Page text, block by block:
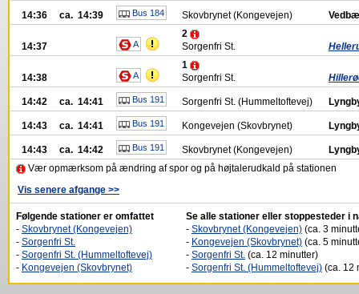
14:36 ca. 14:39 Bus 184 Skovbrynet (Kongevejen)
14:37 A
2
Sorgenfri St.
14:38 A
1
Sorgenfri St.
14:42 ca. 14:41 Bus 191 Sorgenfri St. (Hummeltoftevej)
14:43 ca. 14:41 Bus 191 Kongevejen (Skovbrynet)
14:43 ca. 14:42 Bus 191 Skovbrynet (Kongevejen)
Vær opmærksom på ændring af spor og på højtalerudkald på stationen
Vis senere afgange >>
Følgende stationer er omfattet
- Skovbrynet (Kongevejen)
- Sorgenfri St.
- Sorgenfri St. (Hummeltoftevej)
- Kongevejen (Skovbrynet)
Se alle stationer eller stoppesteder i
- Skovbrynet (Kongevejen) (ca. 3
- Kongevejen (Skovbrynet) (ca. 5
- Sorgenfri St. (ca. 12 minutter)
- Sorgenfri St. (Hummeltoftevej) (ca. 12